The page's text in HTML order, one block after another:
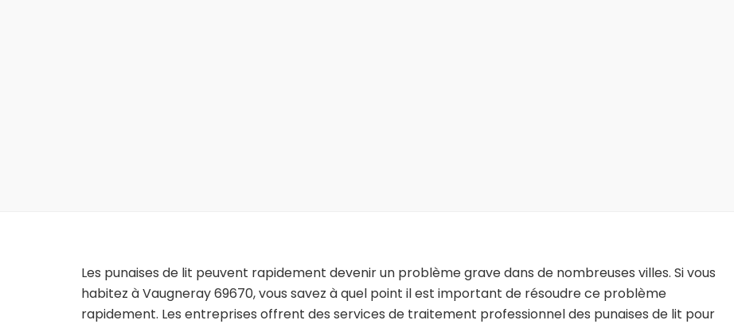
Les punaises de lit peuvent rapidement devenir un problème grave dans de nombreuses villes. Si vous
habitez à Vaugneray 69670, vous savez à quel point il est important de résoudre ce problème
rapidement. Les entreprises offrent des services de traitement professionnel des punaises de lit pour